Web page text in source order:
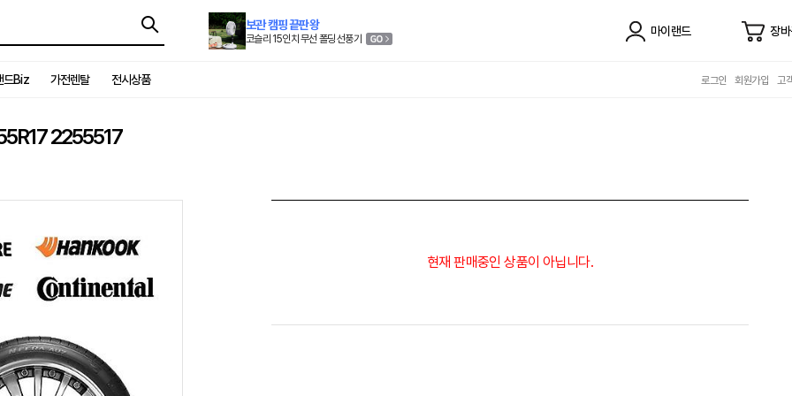
보관 캠핑 끝판왕
코슬리 15인치 무선 폴딩 선풍기
마이랜드 장
드Biz 가전렌탈 전시상품 로그인 회원가입 고
2255517
현재 판매중인 상품이 아닙니다.